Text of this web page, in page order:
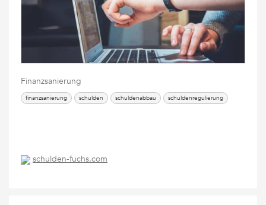
Finanzsanierung
finanzsanierung schulden schuldenabbau schuldenregulierung
schulden-fuchs.com